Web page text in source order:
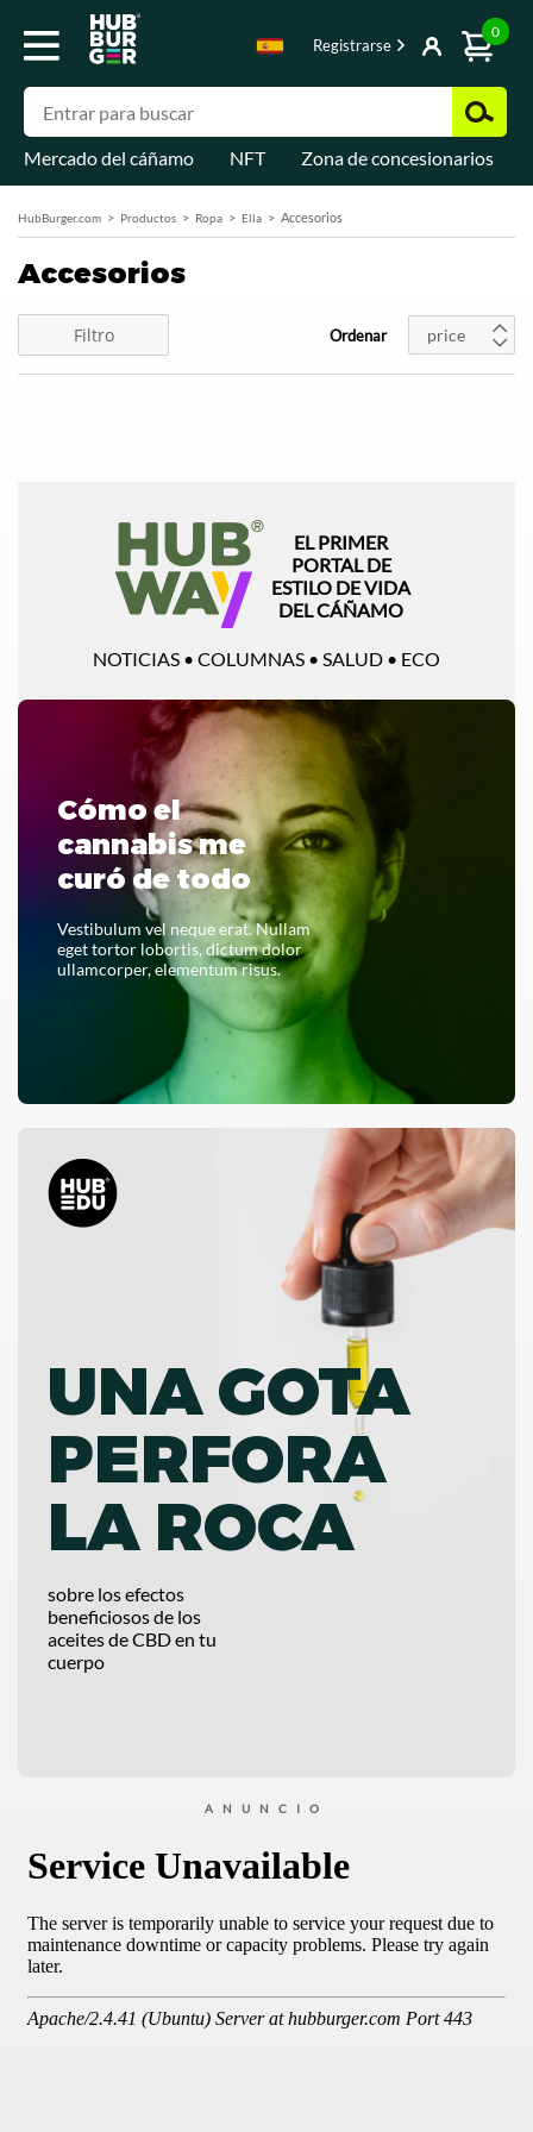
Registrarse
0
Mercado del cáñamo NFT Zona de concesionarios
HubBurger.com Productos Ropa Ella Accesorios
Accesorios
Filtro Ordenar price
EL PRIMER
PORTAL DE
ESTILO DE VIDA
DEL CÁÑAMO
NOTICIAS • COLUMNAS • SALUD • ECO
Cómo el
cannabis me
curó de todo
Vestibulum vel neque erat. Nullam
eget tortor lobortis, dictum dolor
ullamcorper, elementum risus.
LEER TODO
UNA GOTA
PERFORA
LA ROCA
sobre los efectos
beneficiosos de los
aceites de CBD en tu
cuerpo
ANUNCIO